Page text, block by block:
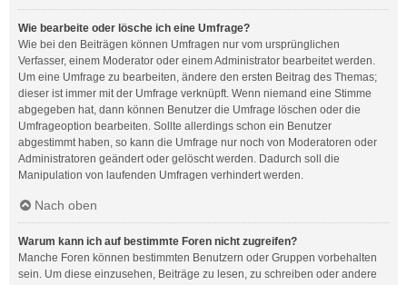
Wie bearbeite oder lösche ich eine Umfrage?
Wie bei den Beiträgen können Umfragen nur vom ursprünglichen
Verfasser, einem Moderator oder einem Administrator bearbeitet werden.
Um eine Umfrage zu bearbeiten, ändere den ersten Beitrag des Themas;
dieser ist immer mit der Umfrage verknüpft. Wenn niemand eine Stimme
abgegeben hat, dann können Benutzer die Umfrage löschen oder die
Umfrageoption bearbeiten. Sollte allerdings schon ein Benutzer
abgestimmt haben, so kann die Umfrage nur noch von Moderatoren oder
Administratoren geändert oder gelöscht werden. Dadurch soll die
Manipulation von laufenden Umfragen verhindert werden.
Nach oben
Warum kann ich auf bestimmte Foren nicht zugreifen?
Manche Foren können bestimmten Benutzern oder Gruppen vorbehalten
sein. Um diese einzusehen, Beiträge zu lesen, zu schreiben oder andere